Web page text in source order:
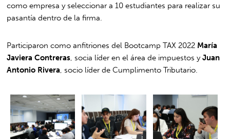
como empresa y seleccionar a 10 estudiantes para realizar su
pasantía dentro de la firma.
Participaron como anfitriones del Bootcamp TAX 2022 María
Javiera Contreras , socia líder en el área de impuestos yJuan
Antonio Rivera , socio líder de Cumplimento Tributario.